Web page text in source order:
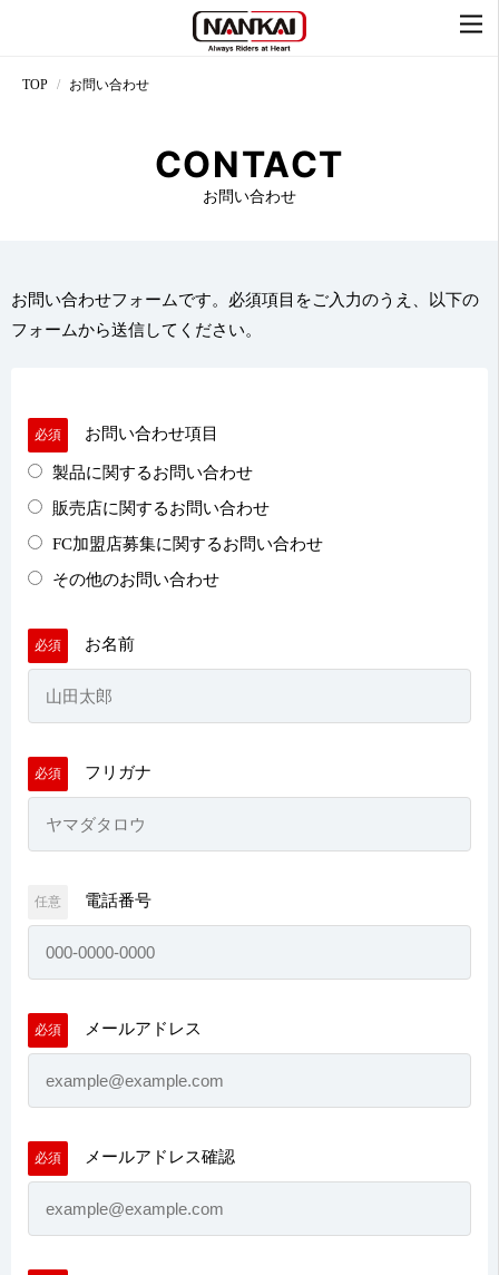
TOP お問い合わせ
CONTACT
お問い合わせ
お問い合わせフォームです。必須項目をご入力のうえ、以下の
フォームから送信してください。
必須 お問い合わせ項目
製品に関するお問い合わせ
販売店に関するお問い合わせ
FC加盟店募集に関するお問い合わせ
その他のお問い合わせ
必須 お名前
必須 フリガナ
任意 電話番号
必須 メールアドレス
必須 メールアドレス確認